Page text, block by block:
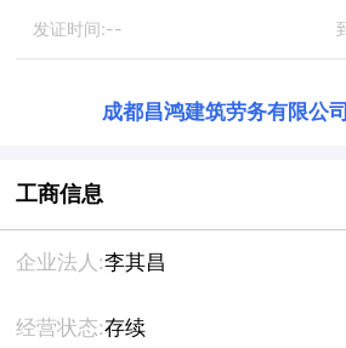
发证时间:--
成都昌鸿建筑劳务有限公司
工商信息
企业法人:李其昌
经营状态:存续